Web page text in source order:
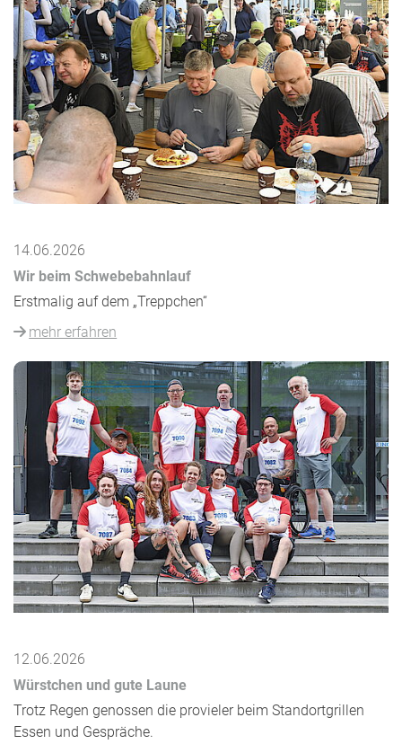
14.06.2026
Wir beim Schwebebahnlauf
Erstmalig auf dem „Treppchen“
mehr erfahren
12.06.2026
Würstchen und gute Laune
Trotz Regen genossen die provieler beim Standortgrillen
Essen und Gespräche.